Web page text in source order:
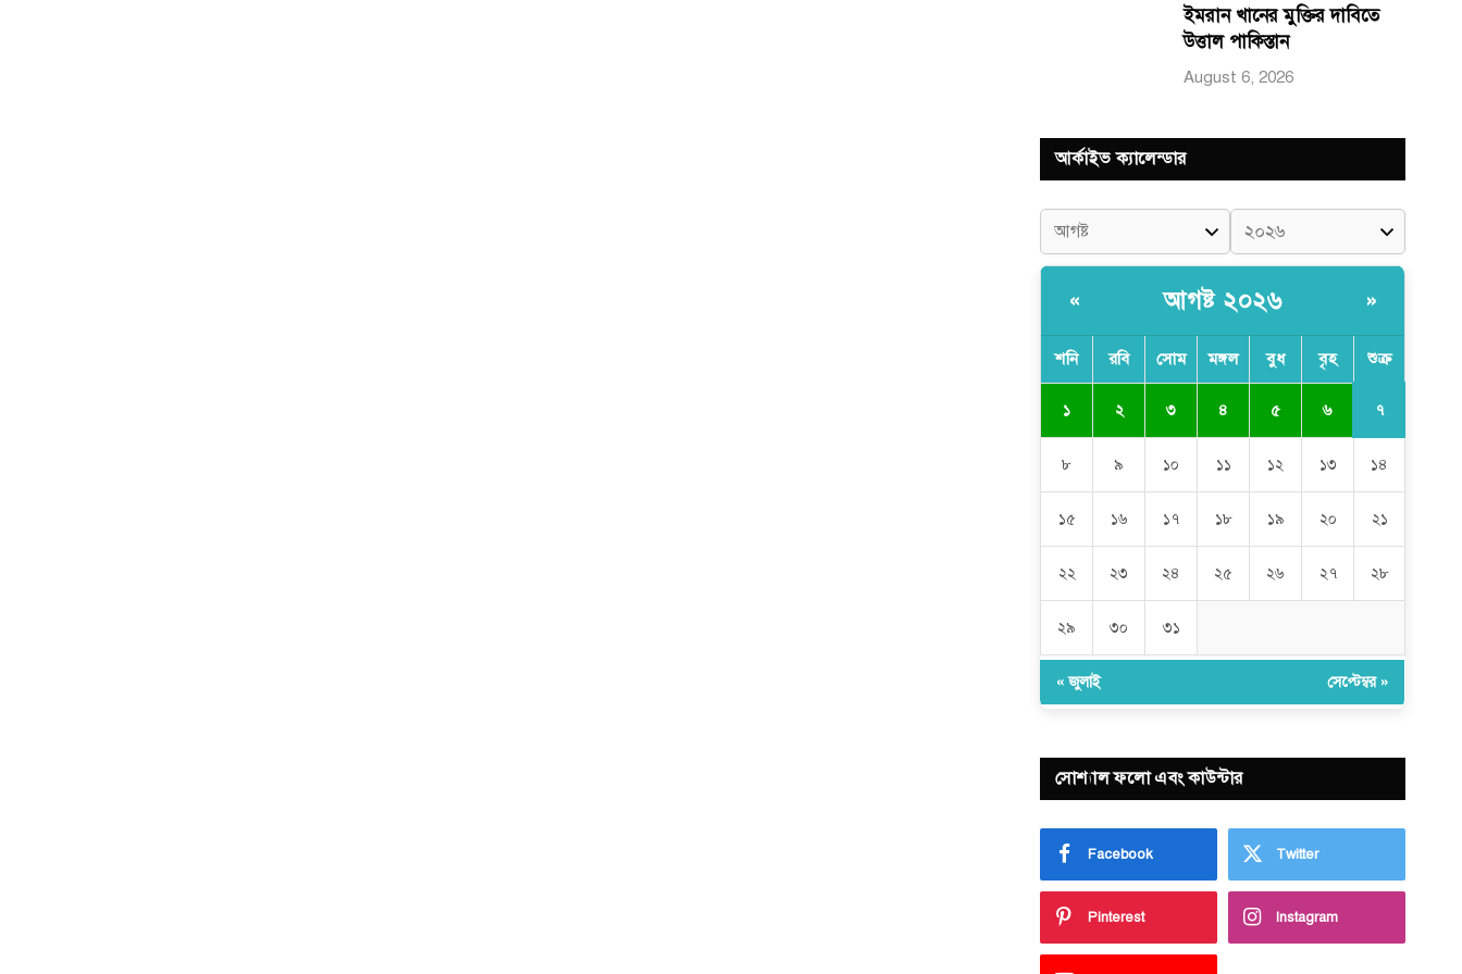
ইমরান খানের মুক্তির দাবিতে
উত্তাল পাকিস্তান
August 6, 2026
আর্কাইভ ক্যালেন্ডার
« আগষ্ট ২০২৬ »
শনি রবি সোম মঙ্গল বুধ বৃহ শুক্র
১ ২ ৩ ৪ ৫ ৬ ৭
৮ ৯ ১০ ১১ ১২ ১৩ ১৪
১৫ ১৬ ১৭ ১৮ ১৯ ২০ ২১
২২ ২৩ ২৪ ২৫ ২৬ ২৭ ২৮
২৯ ৩০ ৩১
« জুলাই সেপ্টেম্বর »
সোশ্যাল ফলো এবং কাউন্টার
Facebook Twitter
Pinterest Instagram